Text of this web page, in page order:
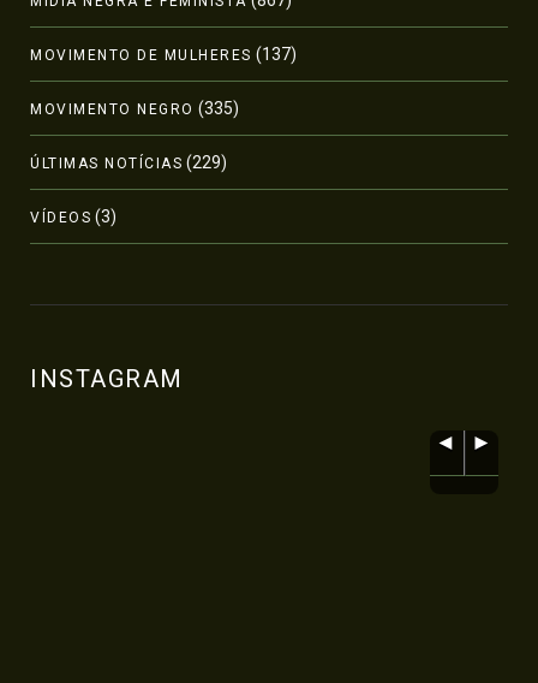
MOVIMENTO DE MULHERES (137)
MOVIMENTO NEGRO (335)
ÚLTIMAS NOTÍCIAS (229)
VÍDEOS (3)
INSTAGRAM